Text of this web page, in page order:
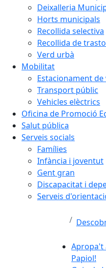
Deixalleria
Horts municipals
Recollida selectiva
Recollida de
Verd urbà
Mobilitat
Estacionament de
Transport públic
Vehicles elèctrics
Oficina de Promoció
Salut pública
Serveis socials
Famílies
Infància i joventut
Gent gran
Discapacitat i
Serveis
Apropa't
Papiol!